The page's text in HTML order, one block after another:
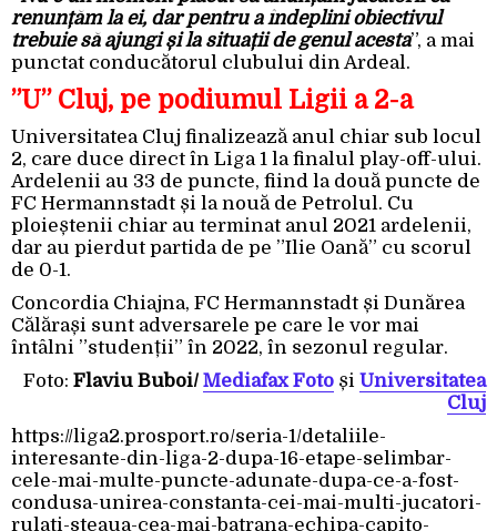
renunțăm la ei, dar pentru a îndeplini obiectivul
trebuie să ajungi și la situații de genul acesta”, a mai
punctat conducătorul clubului din Ardeal.
”U” Cluj, pe podiumul Ligii a 2-a
Universitatea Cluj finalizează anul chiar sub locul
2, care duce direct în Liga 1 la finalul play-off-ului.
Ardelenii au 33 de puncte, fiind la două puncte de
FC Hermannstadt și la nouă de Petrolul. Cu
ploieștenii chiar au terminat anul 2021 ardelenii,
dar au pierdut partida de pe ”Ilie Oană” cu scorul
de 0-1.
Concordia Chiajna, FC Hermannstadt și Dunărea
Călărași sunt adversarele pe care le vor mai
întâlni ”studenții” în 2022, în sezonul regular.
Foto: Flaviu Buboi/ Mediafax Foto și Universitatea
Cluj
https://liga2.prosport.ro/seria-1/detaliile-
interesante-din-liga-2-dupa-16-etape-selimbar-
cele-mai-multe-puncte-adunate-dupa-ce-a-fost-
condusa-unirea-constanta-cei-mai-multi-jucatori-
rulati-steaua-cea-mai-batrana-echipa-capito-